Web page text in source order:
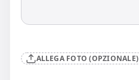
ALLEGA FOTO (OPZIONALE)